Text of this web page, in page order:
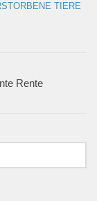
TIERE
Rente